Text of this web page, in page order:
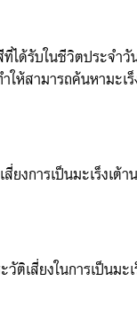
ที่ได้รับในชีวิตประจ
ให้สามารถค้นหามะเ
งการเป็นมะเร็งเต้
เสี่ยงในการเป็นมะ